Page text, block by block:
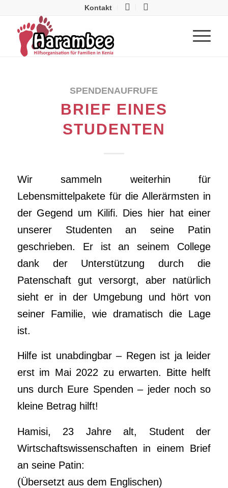
Kontakt
SPENDENAUFRUFE
BRIEF EINES
STUDENTEN
Wir sammeln weiterhin für
Lebensmittelpakete für die Allerärmsten in
der Gegend um Kilifi. Dies hier hat einer
unserer Studenten an seine Patin
geschrieben. Er ist an seinem College
dank der Unterstützung durch die
Patenschaft gut versorgt, aber natürlich
sieht er in der Umgebung und hört von
seiner Familie, wie dramatisch die Lage
ist.
Hilfe ist unabdingbar – Regen ist ja leider
erst im Mai 2022 zu erwarten. Bitte helft
uns durch Eure Spenden – jeder noch so
kleine Betrag hilft!
Hamisi, 23 Jahre alt, Student der
Wirtschaftswissenschaften in einem Brief
an seine Patin:
(Übersetzt aus dem Englischen)